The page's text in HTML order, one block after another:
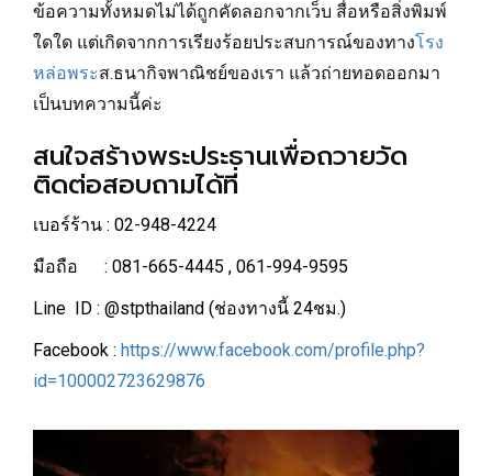
ข้อความทั้งหมดไม่ได้ถูกคัดลอกจากเว็บ สื่อหรือสิ่งพิมพ์
ใดใด แต่เกิดจากการเรียงร้อยประสบการณ์ของทางโรง
หล่อพระส.ธนากิจพาณิชย์ของเรา แล้วถ่ายทอดออกมา
เป็นบทความนี้ค่ะ
สนใจสร้างพระประธานเพื่อถวายวัด
ติดต่อสอบถามได้ที่
เบอร์ร้าน : 02-948-4224
มือถือ : 081-665-4445 , 061-994-9595
Line ID : @stpthailand (ช่องทางนี้ 24ชม.)
Facebook : https://www.facebook.com/profile.php?
id=100002723629876